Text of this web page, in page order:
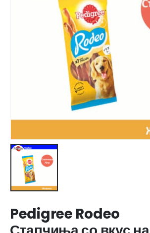
Pedigree Rodeo